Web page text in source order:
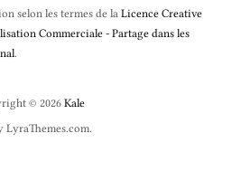
selon les termes de la Licence Creative
Commerciale - Partage dans les
.
© 2026Kale
LyraThemes.com.